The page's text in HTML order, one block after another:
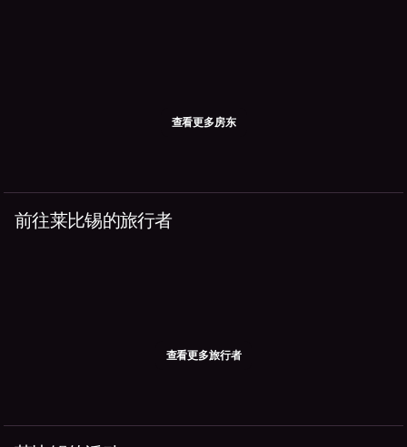
查看更多房东
前往莱比锡的旅行者
查看更多旅行者